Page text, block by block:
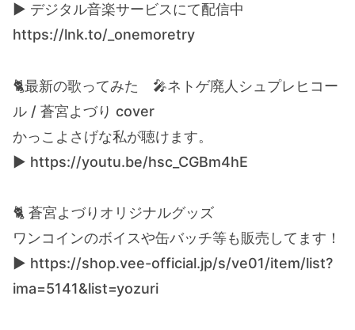
▶ デジタル音楽サービスにて配信中
https://lnk.to/_onemoretry
🐈最新の歌ってみた 🎤ネトゲ廃人シュプレヒコー
ル / 蒼宮よづり cover
かっこよさげな私が聴けます。
▶ https://youtu.be/hsc_CGBm4hE
🐈 蒼宮よづりオリジナルグッズ
ワンコインのボイスや缶バッチ等も販売してます！
▶ https://shop.vee-official.jp/s/ve01/item/list?
ima=5141&list=yozuri